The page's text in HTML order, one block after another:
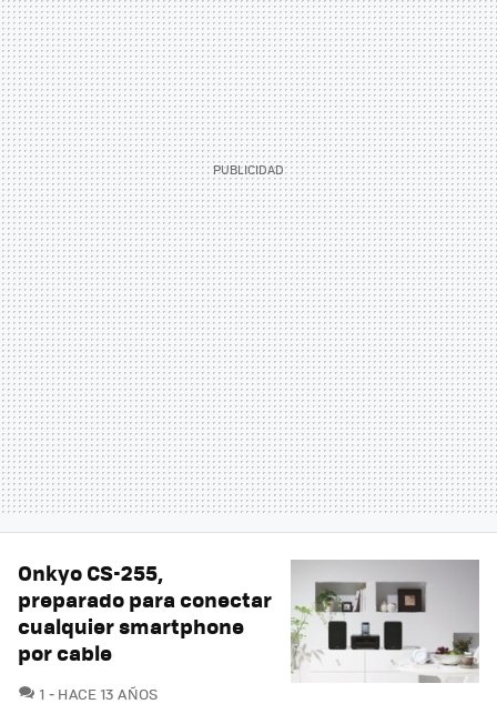
Onkyo CS-255,
preparado para conectar
cualquier smartphone
por cable
1 COMENTARIOS
HACE 13 AÑOS